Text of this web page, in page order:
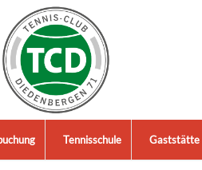
Tennisschule Gaststätte